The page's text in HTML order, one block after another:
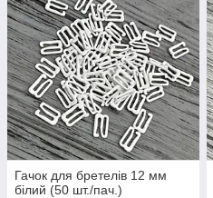
Гачок для бретелів 12 мм
білий (50 шт./пач.)